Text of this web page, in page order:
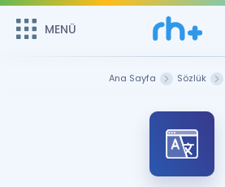
MENÜ
Sepetin Şu An
Remzi Hoca ile seni sınava
bekliyor!
MENÜ
Ana Sayfa Sözlük